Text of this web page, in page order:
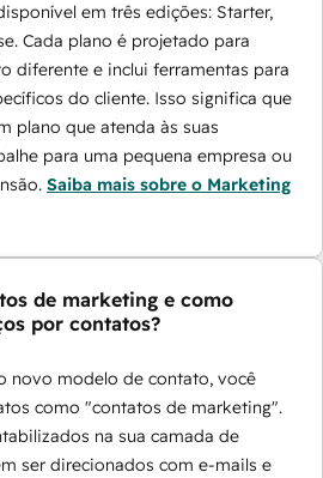
em três edições: Starter,
Cada plano é projetado para
diferente e inclui ferramentas para
do cliente. Isso significa que
plano que atenda às suas
para uma pequena empresa ou
Saiba mais sobre o Marketing
de marketing e como
por contatos?
novo modelo de contato, você
como "contatos de marketing".
na sua camada de
ser direcionados com e-mails e